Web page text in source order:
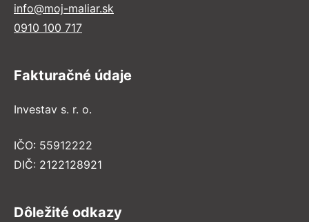
info@moj-maliar.sk
0910 100 717
Fakturačné údaje
Investav s. r. o.
IČO: 55912222
DIČ: 2122128921
Dôležité odkazy